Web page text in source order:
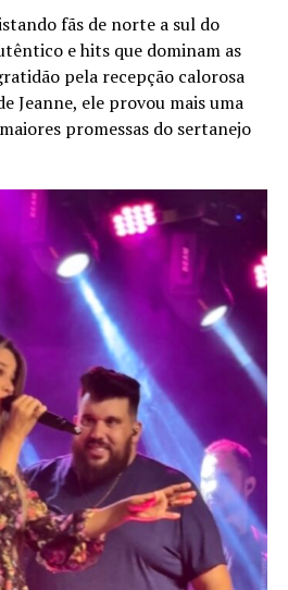
fãs de norte a sul do
e hits que dominam as
pela recepção calorosa
Jeanne, ele provou mais uma
promessas do sertanejo